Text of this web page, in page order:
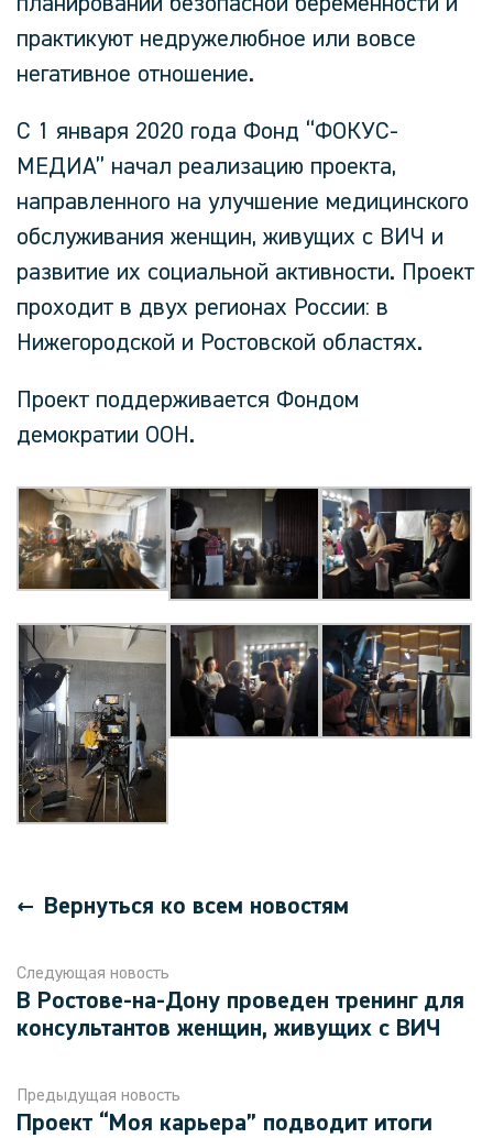
практикуют недружелюбное или вовсе
негативное отношение.
С 1 января 2020 года Фонд “ФОКУС-
МЕДИА” начал реализацию проекта,
направленного на улучшение медицинского
обслуживания женщин, живущих с ВИЧ и
развитие их социальной активности. Проект
проходит в двух регионах России: в
Нижегородской и Ростовской областях.
Проект поддерживается Фондом
демократии ООН.
Вернуться ко всем новостям
Следующая новость
В Ростове-на-Дону проведен тренинг для
консультантов женщин, живущих с ВИЧ
Предыдущая новость
Проект “Моя карьера” подводит итоги